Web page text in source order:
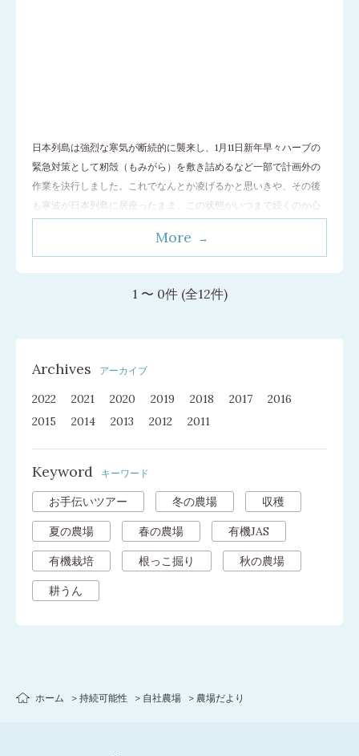
日本列島は強烈な寒気が断続的に襲来し、1月11日新年早々ハーブの
緊急対策として籾殻（もみがら）を敷き詰めるなど一部で計画外の
作業を決行しました。これでなんとか凌げるかと思いきや、その後
も寒波が日本列島に居座ったまま、この状態がいつまで続くのか心
堆肥散布+耕うんに出向きました。 農場には22日に降り積もった雪
More
1 〜 0件 (全12件)
Archives アーカイブ
2022 2021 2020 2019 2018 2017
2016
2015
2014 2013 2012 2011
Keyword キーワード
お手伝いツアー 冬の農場 収穫
夏の農場 春の農場 有機JAS
有機栽培 根っこ掘り 秋の農場
耕うん
ホーム 持続可能性 自社農場 農場だより